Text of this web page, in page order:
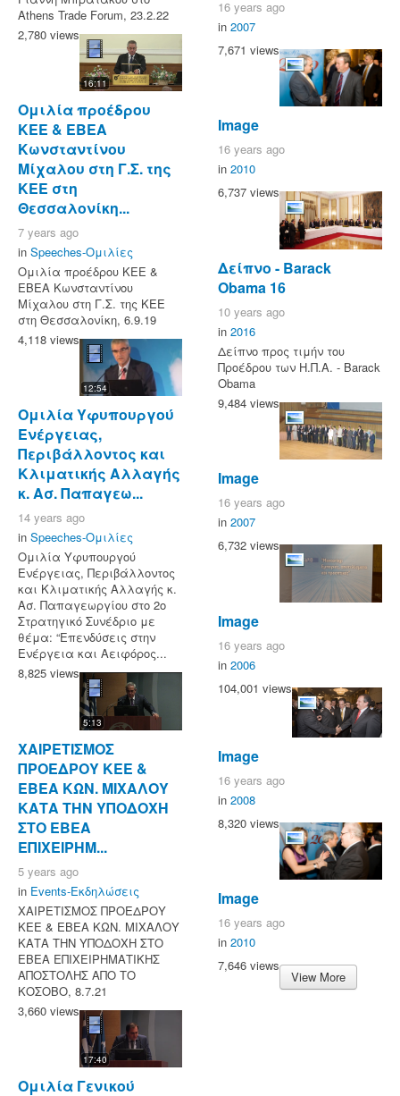
Athens Trade Forum, 23.2.22
2,780 views
16:11
Ομιλία προέδρου
ΚΕΕ & ΕΒΕΑ
Κωνσταντίνου
Μίχαλου στη Γ.Σ. της
ΚΕΕ στη
Θεσσαλονίκη...
7 years ago
in Speeches-Ομιλίες
Ομιλία προέδρου ΚΕΕ &
ΕΒΕΑ Κωνσταντίνου
Μίχαλου στη Γ.Σ. της ΚΕΕ
στη Θεσσαλονίκη, 6.9.19
4,118 views
12:54
Ομιλία Υφυπουργού
Ενέργειας,
Περιβάλλοντος και
Κλιματικής Αλλαγής
κ. Ασ. Παπαγεω...
14 years ago
in Speeches-Ομιλίες
Ομιλία Υφυπουργού
Ενέργειας, Περιβάλλοντος
και Κλιματικής Αλλαγής κ.
Ασ. Παπαγεωργίου στο 2ο
Στρατηγικό Συνέδριο με
θέμα: “Επενδύσεις στην
Ενέργεια και Αειφόρος...
8,825 views
5:13
ΧΑΙΡΕΤΙΣΜΟΣ
ΠΡΟΕΔΡΟΥ ΚΕΕ &
ΕΒΕΑ ΚΩΝ. ΜΙΧΑΛΟΥ
ΚΑΤΑ ΤΗΝ ΥΠΟΔΟΧΗ
ΣΤΟ ΕΒΕΑ
ΕΠΙΧΕΙΡΗΜ...
5 years ago
in Events-Εκδηλώσεις
ΧΑΙΡΕΤΙΣΜΟΣ ΠΡΟΕΔΡΟΥ
ΚΕΕ & ΕΒΕΑ ΚΩΝ. ΜΙΧΑΛΟΥ
ΚΑΤΑ ΤΗΝ ΥΠΟΔΟΧΗ ΣΤΟ
ΕΒΕΑ ΕΠΙΧΕΙΡΗΜΑΤΙΚΗΣ
ΑΠΟΣΤΟΛΗΣ ΑΠΟ ΤΟ
ΚΟΣΟΒΟ, 8.7.21
3,660 views
17:40
Ομιλία Γενικού
16 years ago
in 2007
7,671 views
Image
16 years ago
in 2010
6,737 views
Δείπνο - Barack
Obama 16
10 years ago
in 2016
Δείπνο προς τιμήν του
Προέδρου των Η.Π.Α. - Barack
Obama
9,484 views
Image
16 years ago
in 2007
6,732 views
Image
16 years ago
in 2006
104,001 views
Image
16 years ago
in 2008
8,320 views
Image
16 years ago
in 2010
7,646 views
View More